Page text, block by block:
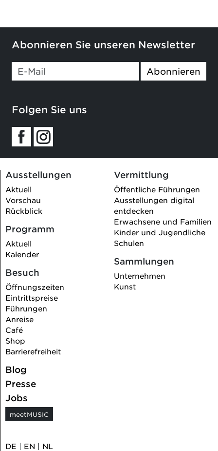
Abonnieren Sie unseren Newsletter
Abonnieren
Folgen Sie uns
Ausstellungen
Aktuell
Vorschau
Rückblick
Programm
Aktuell
Kalender
Besuch
Öffnungszeiten
Eintrittspreise
Führungen
Anreise
Café
Shop
Barrierefreiheit
Vermittlung
Öffentliche Führungen
Ausstellungen digital
entdecken
Erwachsene und Familien
Kinder und Jugendliche
Schulen
Sammlungen
Unternehmen
Kunst
Blog
Presse
Jobs
meetMUSIC
DE | EN | NL